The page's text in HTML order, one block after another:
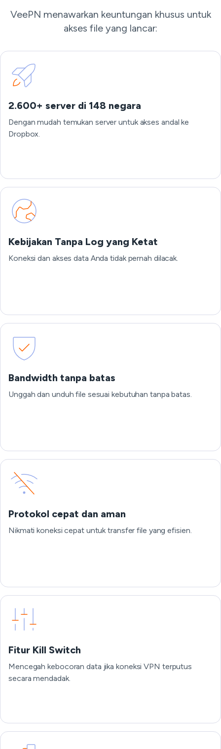
VeePN menawarkan keuntungan khusus untuk
akses file yang lancar:
2.600+ server di 148 negara
Dengan mudah temukan server untuk akses andal ke
Dropbox.
Kebijakan Tanpa Log yang Ketat
Koneksi dan akses data Anda tidak pernah dilacak.
Bandwidth tanpa batas
Unggah dan unduh file sesuai kebutuhan tanpa batas.
Protokol cepat dan aman
Nikmati koneksi cepat untuk transfer file yang efisien.
Fitur Kill Switch
Mencegah kebocoran data jika koneksi VPN terputus
secara mendadak.